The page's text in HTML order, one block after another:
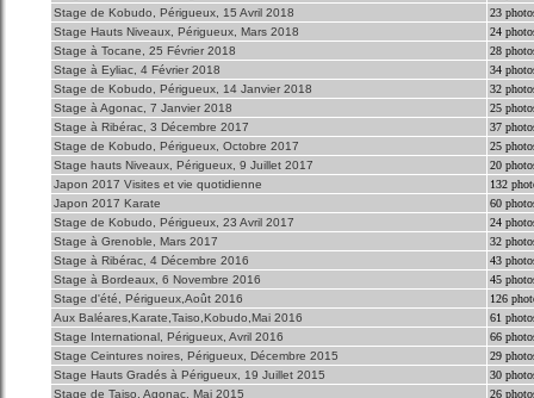
Stage de Kobudo, Périgueux, 15 Avril 2018
23
Stage Hauts Niveaux, Périgueux, Mars 2018
24
Stage à Tocane, 25 Février 2018
28
Stage à Eyliac, 4 Février 2018
34
Stage de Kobudo, Périgueux, 14 Janvier 2018
32
Stage à Agonac, 7 Janvier 2018
25
Stage à Ribérac, 3 Décembre 2017
37
Stage de Kobudo, Périgueux, Octobre 2017
25
Stage hauts Niveaux, Périgueux, 9 Juillet 2017
20
Japon 2017 Visites et vie quotidienne
132
Japon 2017 Karate
60
Stage de Kobudo, Périgueux, 23 Avril 2017
24
Stage à Grenoble, Mars 2017
32
Stage à Ribérac, 4 Décembre 2016
43
Stage à Bordeaux, 6 Novembre 2016
45
Stage d'été, Périgueux,Août 2016
126
Aux Baléares,Karate,Taiso,Kobudo,Mai 2016
61
Stage International, Périgueux, Avril 2016
66
Stage Ceintures noires, Périgueux, Décembre 2015
29
Stage Hauts Gradés à Périgueux, 19 Juillet 2015
30
Stage de Taiso, Agonac, Mai 2015
26